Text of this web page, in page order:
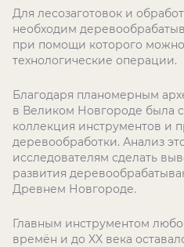
Для лесозаготовок и
необходим
при помощи которого
технологические операции.
Благодаря планомерным
в Великом Новгороде была
коллекция инструментов и
деревообработки. Анализ
исследователям сделать
развития
Древнем Новгороде.
Главным инструментом
времён и до XX века